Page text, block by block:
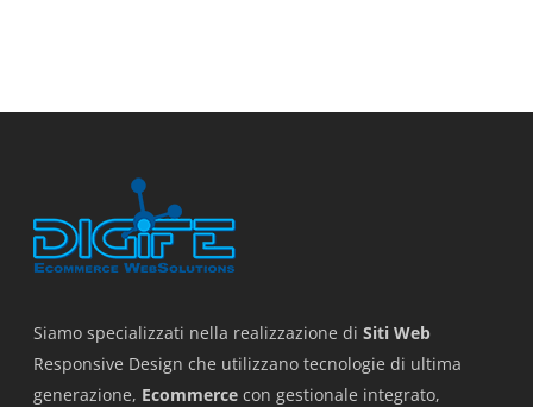
Siamo specializzati nella realizzazione di Siti Web
Responsive Design che utilizzano tecnologie di ultima
generazione, Ecommerce con gestionale integrato,